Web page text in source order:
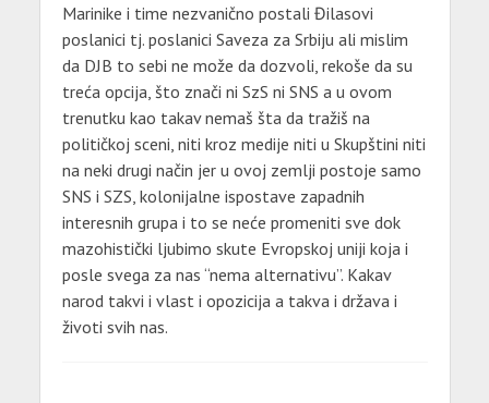
Marinike i time nezvanično postali Đilasovi
poslanici tj. poslanici Saveza za Srbiju ali mislim
da DJB to sebi ne može da dozvoli, rekoše da su
treća opcija, što znači ni SzS ni SNS a u ovom
trenutku kao takav nemaš šta da tražiš na
političkoj sceni, niti kroz medije niti u Skupštini niti
na neki drugi način jer u ovoj zemlji postoje samo
SNS i SZS, kolonijalne ispostave zapadnih
interesnih grupa i to se neće promeniti sve dok
mazohistički ljubimo skute Evropskoj uniji koja i
posle svega za nas “nema alternativu”. Kakav
narod takvi i vlast i opozicija a takva i država i
životi svih nas.